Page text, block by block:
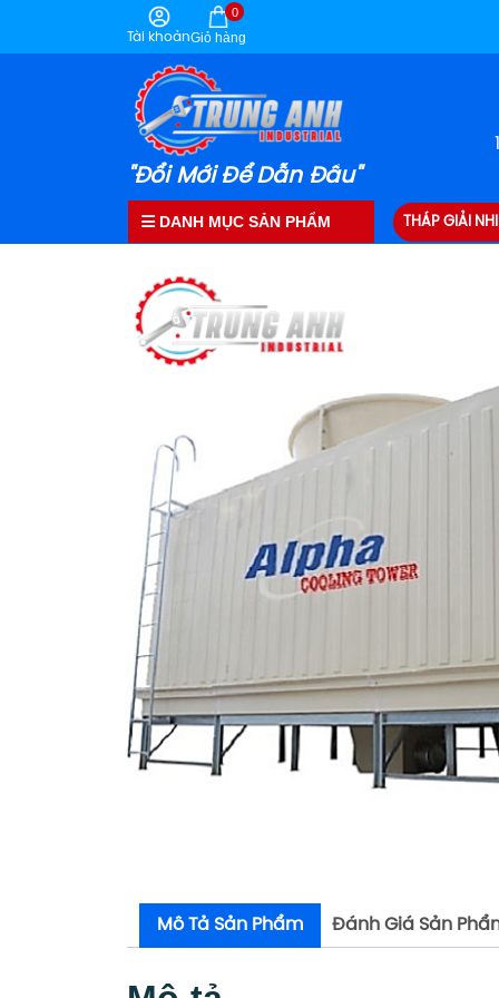
Tài khoảnGiỏ hàng
0
"Đổi Mới Để Dẫn Đầu"
DANH MỤC SẢN PHẨM THÁP GIẢI
Mô Tả Sản Phẩm Đánh Giá Sản